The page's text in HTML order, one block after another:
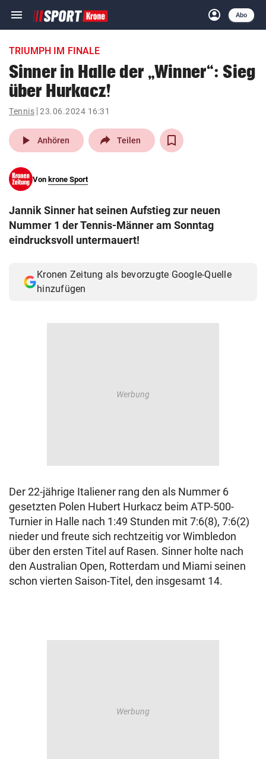
menu Navigation
ein-/ausklappen
account_circle
Anmelden
Abo
close Schließen
account_circle Anmelden
pin_drop
Wien arrow_right
search
eingeben
© Krone Multimedia GmbH & Co KG 2026
Muthgasse 2, 1190 Wien
TRIUMPH IM FINALE
Sinner in Halle der „Winner“: Sieg
über Hurkacz!
Tennis 23.06.2024 16:31
play_arrow Anhören Teilen
Von krone Sport
Jannik Sinner hat seinen Aufstieg zur neuen
Nummer 1 der Tennis-Männer am Sonntag
eindrucksvoll untermauert!
Kronen Zeitung als bevorzugte Google-Quelle
hinzufügen
Der 22-jährige Italiener rang den als Nummer 6
gesetzten Polen Hubert Hurkacz beim ATP-500-
Turnier in Halle nach 1:49 Stunden mit 7:6(8), 7:6(2)
nieder und freute sich rechtzeitig vor Wimbledon
über den ersten Titel auf Rasen. Sinner holte nach
den Australian Open, Rotterdam und Miami seinen
schon vierten Saison-Titel, den insgesamt 14.